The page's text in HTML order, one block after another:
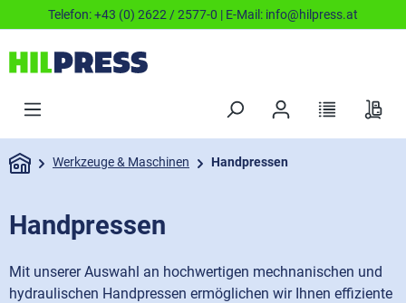
Telefon:+43 (0) 2622 / 2577-0 | E-Mail: info@hilpress.at
Werkzeuge & Maschinen Handpressen
Handpressen
Mit unserer Auswahl an hochwertigen mechnanischen und
hydraulischen Handpressen ermöglichen wir Ihnen effiziente